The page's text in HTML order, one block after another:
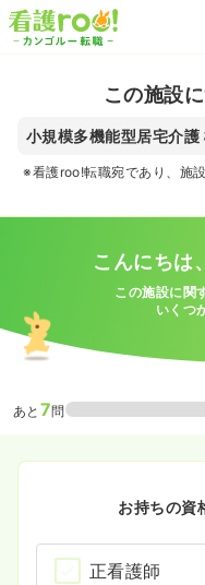
この施設
小規模多機能型居宅介護
※看護roo!転職宛であり、施
こんにちは
この施設に関
いくつ
あと 7問
お持ちの資
正看護師